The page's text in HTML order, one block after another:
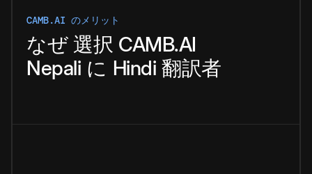
CAMB.AI のメリット
なぜ 選択 CAMB.AI
Nepali に Hindi 翻訳者